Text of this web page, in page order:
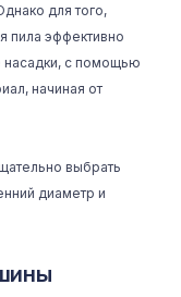
для того,
пила эффективно
с помощью
начиная от
выбрать
диаметр и